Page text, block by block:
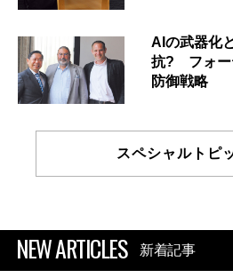
AIの武器化
抗? フォー
防御戦略
スペシャルトピ
NEW ARTICLES 新着記事